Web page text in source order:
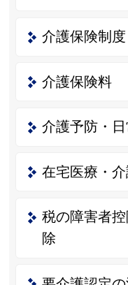
介護保険制度
介護保険料
介護予防・
在宅医療・
税の障害者
除